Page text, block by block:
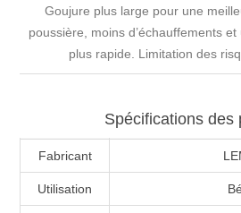
Goujure plus large pour une
poussière, moins d’échauffements
plus rapide. Limitation des
Spécifications des
Fabricant
Utilisation